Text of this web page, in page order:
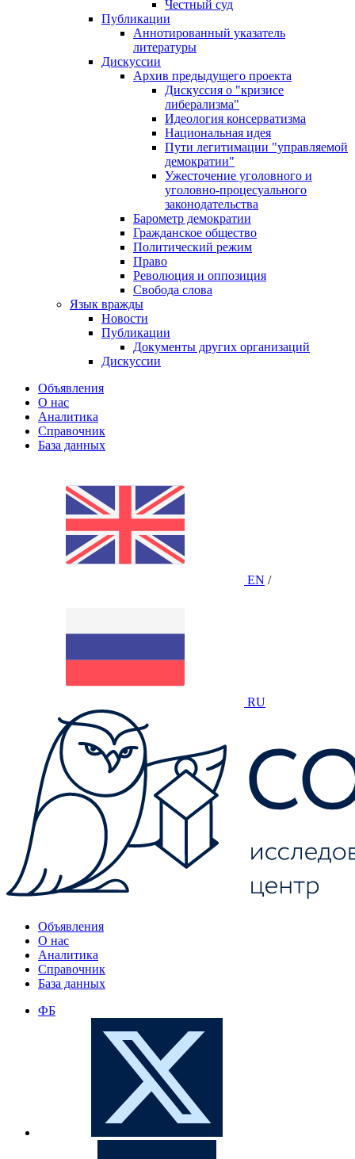
Честный суд
Публикации
Аннотированный указатель
литературы
Дискуссии
Архив предыдущего проекта
Дискуссия о "кризисе
либерализма"
Идеология консерватизма
Национальная идея
Пути легитимации "управляемой
демократии"
Ужесточение уголовного и
уголовно-процесуального
законодательства
Барометр демократии
Гражданское общество
Политический режим
Право
Революция и оппозиция
Свобода слова
Язык вражды
Новости
Публикации
Документы других организаций
Дискуссии
Объявления
О нас
Аналитика
Справочник
База данных
EN /
RU
Объявления
О нас
Аналитика
Справочник
База данных
ФБ